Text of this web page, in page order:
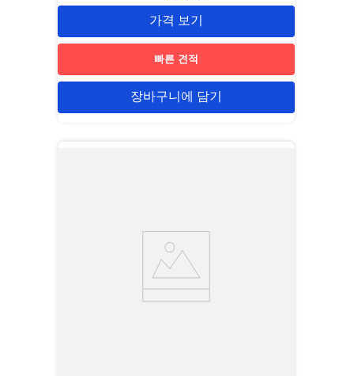
가격 보기
빠른 견적
장바구니에 담기